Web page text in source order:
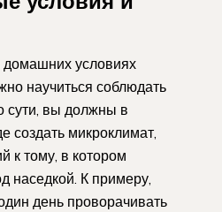
условиях
научиться соблюдать
сути, вы должны в
создать микроклимат,
к тому, в котором
наседкой. К примеру,
день проворачивать